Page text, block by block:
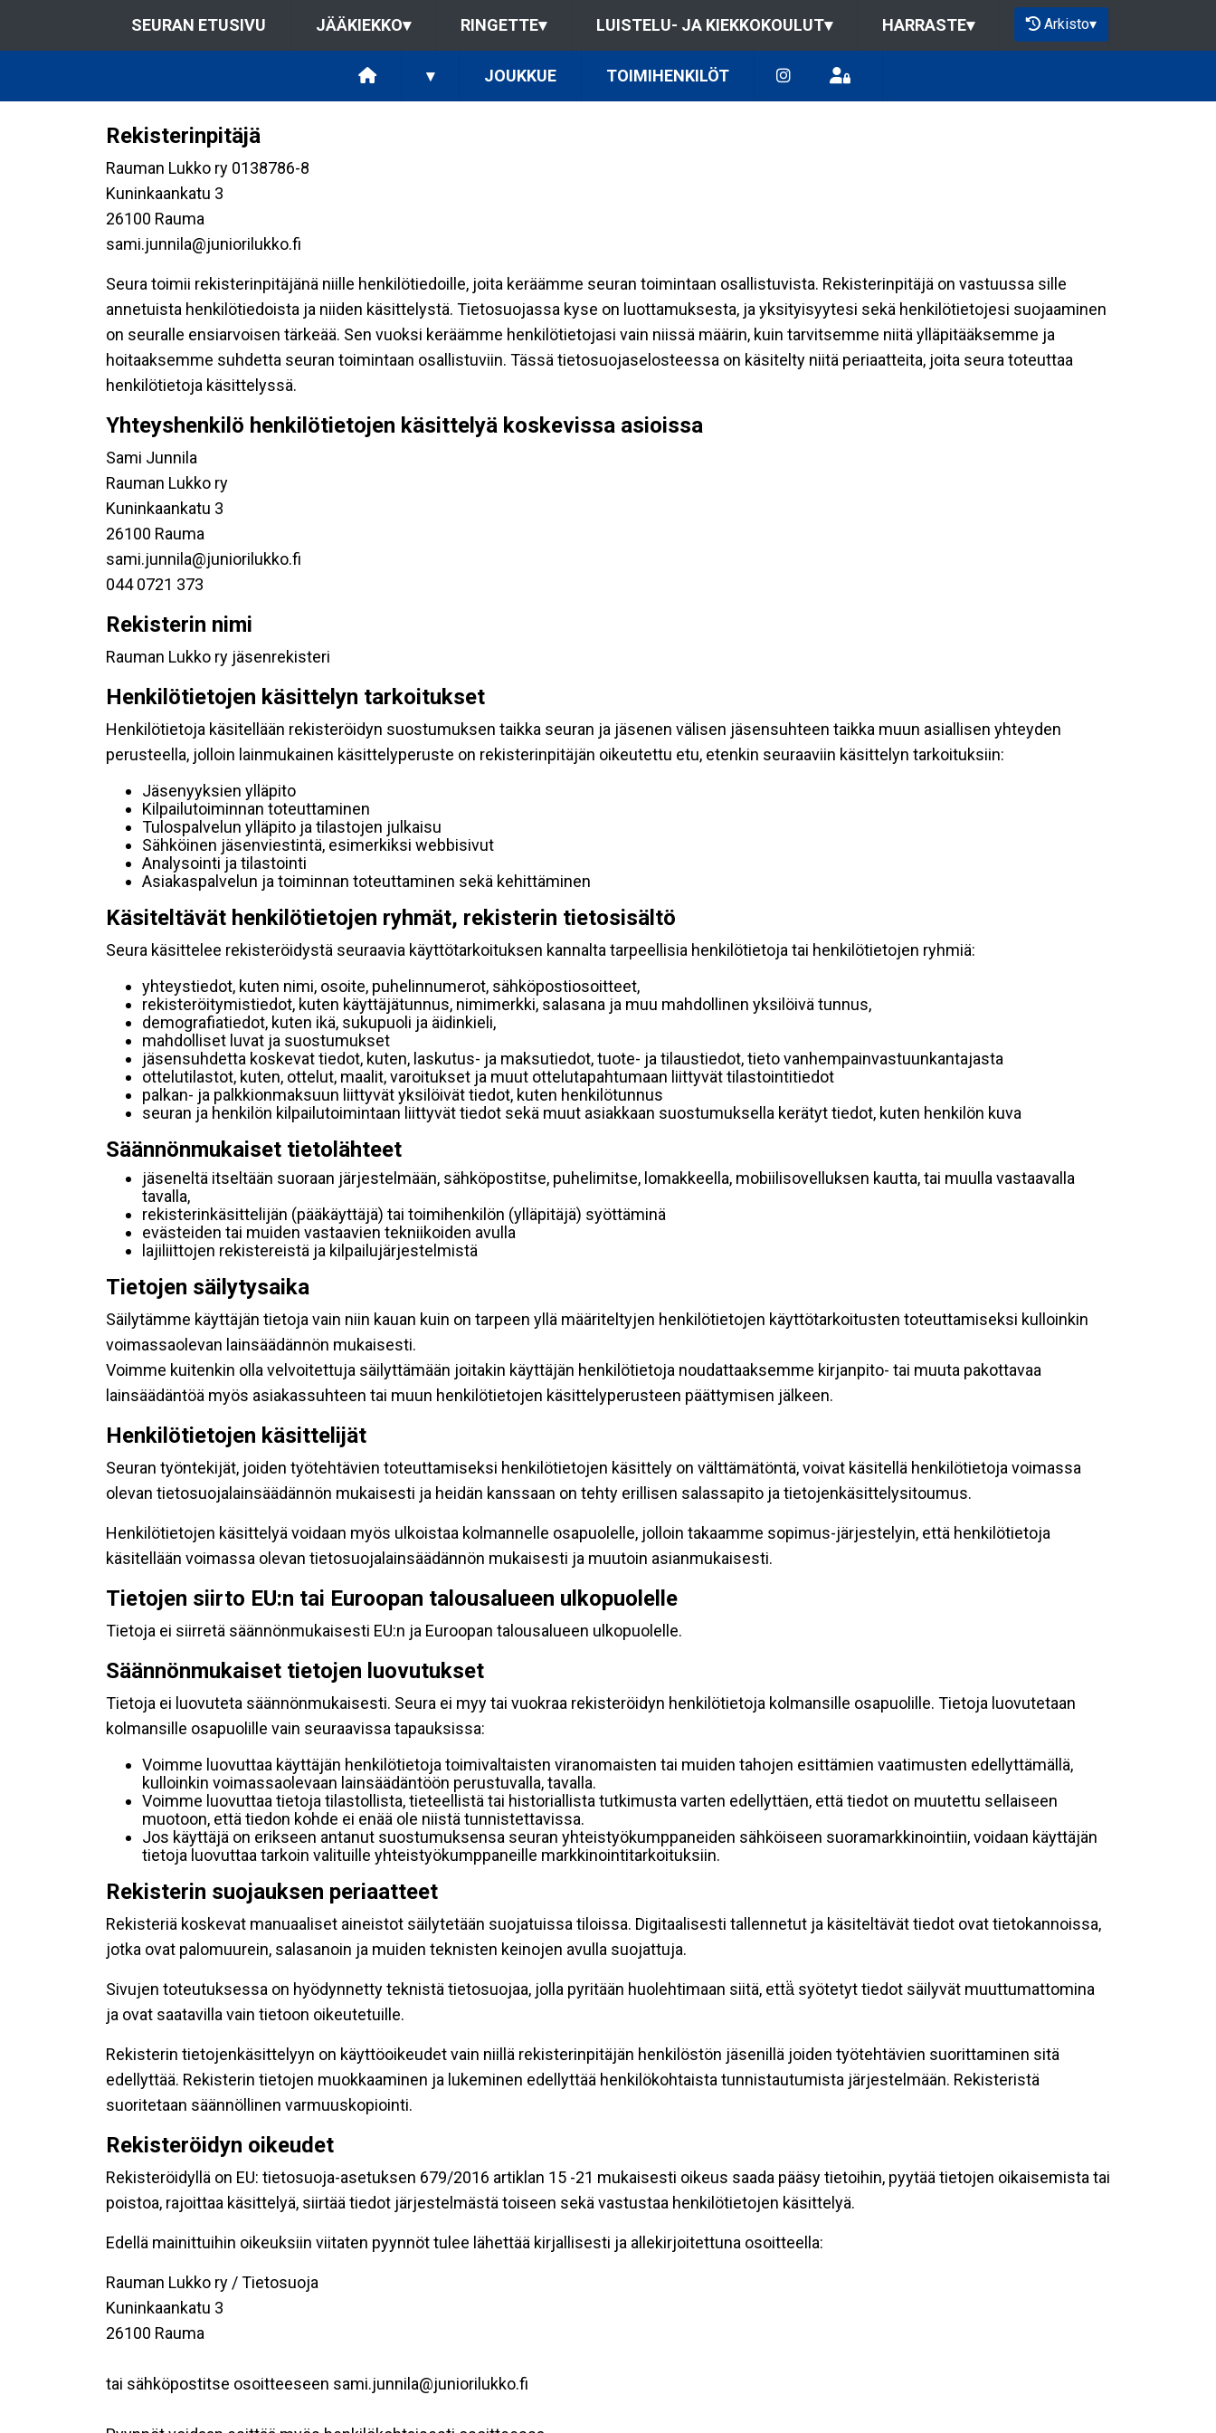
SEURAN ETUSIVU JÄÄKIEKKO▾ RINGETTE▾ LUISTELU- JA KIEKKOKOULUT▾ HARRASTE▾ Arkisto▾
▾ JOUKKUE TOIMIHENKILÖT
Rekisterinpitäjä
Rauman Lukko ry 0138786-8
Kuninkaankatu 3
26100 Rauma
sami.junnila@juniorilukko.fi
Seura toimii rekisterinpitäjänä niille henkilötiedoille, joita keräämme seuran toimintaan osallistuvista. Rekisterinpitäjä on vastuussa sille
annetuista henkilötiedoista ja niiden käsittelystä. Tietosuojassa kyse on luottamuksesta, ja yksityisyytesi sekä henkilötietojesi suojaaminen
on seuralle ensiarvoisen tärkeää. Sen vuoksi keräämme henkilötietojasi vain niissä määrin, kuin tarvitsemme niitä ylläpitääksemme ja
hoitaaksemme suhdetta seuran toimintaan osallistuviin. Tässä tietosuojaselosteessa on käsitelty niitä periaatteita, joita seura toteuttaa
henkilötietoja käsittelyssä.
Yhteyshenkilö henkilötietojen käsittelyä koskevissa asioissa
Sami Junnila
Rauman Lukko ry
Kuninkaankatu 3
26100 Rauma
sami.junnila@juniorilukko.fi
044 0721 373
Rekisterin nimi
Rauman Lukko ry jäsenrekisteri
Henkilötietojen käsittelyn tarkoitukset
Henkilötietoja käsitellään rekisteröidyn suostumuksen taikka seuran ja jäsenen välisen jäsensuhteen taikka muun asiallisen yhteyden
perusteella, jolloin lainmukainen käsittelyperuste on rekisterinpitäjän oikeutettu etu, etenkin seuraaviin käsittelyn tarkoituksiin:
Jäsenyyksien ylläpito
Kilpailutoiminnan toteuttaminen
Tulospalvelun ylläpito ja tilastojen julkaisu
Sähköinen jäsenviestintä, esimerkiksi webbisivut
Analysointi ja tilastointi
Asiakaspalvelun ja toiminnan toteuttaminen sekä kehittäminen
Käsiteltävät henkilötietojen ryhmät, rekisterin tietosisältö
Seura käsittelee rekisteröidystä seuraavia käyttötarkoituksen kannalta tarpeellisia henkilötietoja tai henkilötietojen ryhmiä:
yhteystiedot, kuten nimi, osoite, puhelinnumerot, sähköpostiosoitteet,
rekisteröitymistiedot, kuten käyttäjätunnus, nimimerkki, salasana ja muu mahdollinen yksilöivä tunnus,
demografiatiedot, kuten ikä, sukupuoli ja äidinkieli,
mahdolliset luvat ja suostumukset
jäsensuhdetta koskevat tiedot, kuten, laskutus- ja maksutiedot, tuote- ja tilaustiedot, tieto vanhempainvastuunkantajasta
ottelutilastot, kuten, ottelut, maalit, varoitukset ja muut ottelutapahtumaan liittyvät tilastointitiedot
palkan- ja palkkionmaksuun liittyvät yksilöivät tiedot, kuten henkilötunnus
seuran ja henkilön kilpailutoimintaan liittyvät tiedot sekä muut asiakkaan suostumuksella kerätyt tiedot, kuten henkilön kuva
Säännönmukaiset tietolähteet
jäseneltä itseltään suoraan järjestelmään, sähköpostitse, puhelimitse, lomakkeella, mobiilisovelluksen kautta, tai muulla vastaavalla
tavalla,
rekisterinkäsittelijän (pääkäyttäjä) tai toimihenkilön (ylläpitäjä) syöttäminä
evästeiden tai muiden vastaavien tekniikoiden avulla
lajiliittojen rekistereistä ja kilpailujärjestelmistä
Tietojen säilytysaika
Säilytämme käyttäjän tietoja vain niin kauan kuin on tarpeen yllä määriteltyjen henkilötietojen käyttötarkoitusten toteuttamiseksi kulloinkin
voimassaolevan lainsäädännön mukaisesti.
Voimme kuitenkin olla velvoitettuja säilyttämään joitakin käyttäjän henkilötietoja noudattaaksemme kirjanpito- tai muuta pakottavaa
lainsäädäntöä myös asiakassuhteen tai muun henkilötietojen käsittelyperusteen päättymisen jälkeen.
Henkilötietojen käsittelijät
Seuran työntekijät, joiden työtehtävien toteuttamiseksi henkilötietojen käsittely on välttämätöntä, voivat käsitellä henkilötietoja voimassa
olevan tietosuojalainsäädännön mukaisesti ja heidän kanssaan on tehty erillisen salassapito ja tietojenkäsittelysitoumus.
Henkilötietojen käsittelyä voidaan myös ulkoistaa kolmannelle osapuolelle, jolloin takaamme sopimus-järjestelyin, että henkilötietoja
käsitellään voimassa olevan tietosuojalainsäädännön mukaisesti ja muutoin asianmukaisesti.
Tietojen siirto EU:n tai Euroopan talousalueen ulkopuolelle
Tietoja ei siirretä säännönmukaisesti EU:n ja Euroopan talousalueen ulkopuolelle.
Säännönmukaiset tietojen luovutukset
Tietoja ei luovuteta säännönmukaisesti. Seura ei myy tai vuokraa rekisteröidyn henkilötietoja kolmansille osapuolille. Tietoja luovutetaan
kolmansille osapuolille vain seuraavissa tapauksissa:
Voimme luovuttaa käyttäjän henkilötietoja toimivaltaisten viranomaisten tai muiden tahojen esittämien vaatimusten edellyttämällä,
kulloinkin voimassaolevaan lainsäädäntöön perustuvalla, tavalla.
Voimme luovuttaa tietoja tilastollista, tieteellistä tai historiallista tutkimusta varten edellyttäen, että tiedot on muutettu sellaiseen
muotoon, että tiedon kohde ei enää ole niistä tunnistettavissa.
Jos käyttäjä on erikseen antanut suostumuksensa seuran yhteistyökumppaneiden sähköiseen suoramarkkinointiin, voidaan käyttäjän
tietoja luovuttaa tarkoin valituille yhteistyökumppaneille markkinointitarkoituksiin.
Rekisterin suojauksen periaatteet
Rekisteriä koskevat manuaaliset aineistot säilytetään suojatuissa tiloissa. Digitaalisesti tallennetut ja käsiteltävät tiedot ovat tietokannoissa,
jotka ovat palomuurein, salasanoin ja muiden teknisten keinojen avulla suojattuja.
Sivujen toteutuksessa on hyödynnetty teknistä tietosuojaa, jolla pyritään huolehtimaan siitä, että̈ syötetyt tiedot säilyvät muuttumattomina
ja ovat saatavilla vain tietoon oikeutetuille.
Rekisterin tietojenkäsittelyyn on käyttöoikeudet vain niillä rekisterinpitäjän henkilöstön jäsenillä joiden työtehtävien suorittaminen sitä
edellyttää. Rekisterin tietojen muokkaaminen ja lukeminen edellyttää henkilökohtaista tunnistautumista järjestelmään. Rekisteristä
suoritetaan säännöllinen varmuuskopiointi.
Rekisteröidyn oikeudet
Rekisteröidyllä on EU: tietosuoja-asetuksen 679/2016 artiklan 15 -21 mukaisesti oikeus saada pääsy tietoihin, pyytää tietojen oikaisemista tai
poistoa, rajoittaa käsittelyä, siirtää tiedot järjestelmästä toiseen sekä vastustaa henkilötietojen käsittelyä.
Edellä mainittuihin oikeuksiin viitaten pyynnöt tulee lähettää kirjallisesti ja allekirjoitettuna osoitteella:
Rauman Lukko ry / Tietosuoja
Kuninkaankatu 3
26100 Rauma
tai sähköpostitse osoitteeseen sami.junnila@juniorilukko.fi